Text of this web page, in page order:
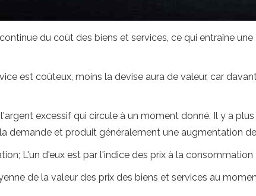
du coût des biens et services, ce qui entraîne
est coûteux, moins la devise aura de valeur, car
excessif qui circule à un moment donné. Il y a
demande et produit généralement une augmentation
L'un d'eux est par l'indice des prix à la consommation
de la valeur des prix des biens et services au